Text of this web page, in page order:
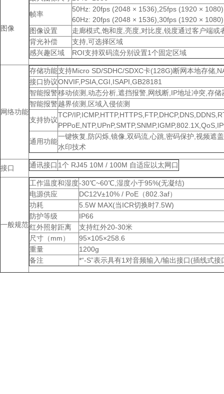
图像
帧率
50Hz: 20fps (2048 × 1536),25fps (1920 ×
60Hz: 20fps (2048 × 1536),30fps (1920 ×
图像设置
走廊模式,饱和度,亮度,对比度,锐度通过客户端或
背光补偿
支持,可选择区域
感兴趣区域
ROI支持双码流分别设置1个固定区域
网络功能
存储功能支持Micro SD/SDHC/SDXC卡(128G)断网本地存储
接口协议ONVIF,PSIA,CGI,ISAPI,GB28181
智能报警移动侦测,动态分析,遮挡报警,网线断,IP地址冲突,存储
智能报警越界侦测,区域入侵侦测
支持协议
TCP/
通用功能
一键恢复,防闪烁,镜像,双码流,心跳,密码保护,视频遮
水印技术
接口 通讯接口 1个 RJ45 10M / 100M 自适应以太网口
一般规范
工作温度和湿度-30℃~60℃,湿度小于95%(无凝结)
电源供应
DC12V±10% / PoE（802.3af）
功耗
5.5W MAX(当ICR切换时7.5W)
防护等级
IP66
红外照射距离
支持红外20-30米
尺寸（mm）
95×105×258.6
重量
1200g
备注
*“-S”表示具有1对音频输入/输出接口(插线式